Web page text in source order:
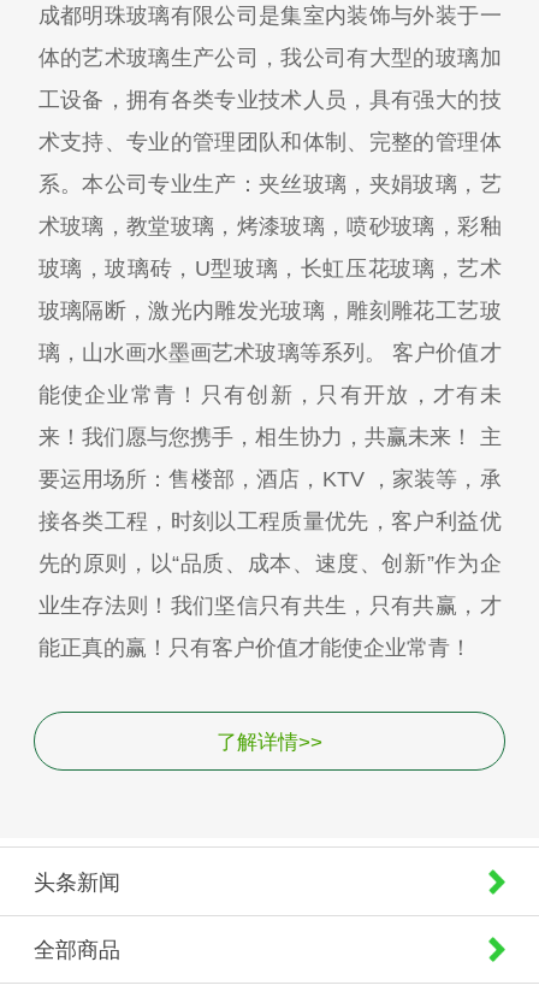
成都明珠玻璃有限公司是集室内装饰与外装于一
体的艺术玻璃生产公司，我公司有大型的玻璃加
工设备，拥有各类专业技术人员，具有强大的技
术支持、专业的管理团队和体制、完整的管理体
系。本公司专业生产：夹丝玻璃，夹娟玻璃，艺
术玻璃，教堂玻璃，烤漆玻璃，喷砂玻璃，彩釉
玻璃，玻璃砖，U型玻璃，长虹压花玻璃，艺术
玻璃隔断，激光内雕发光玻璃，雕刻雕花工艺玻
璃，山水画水墨画艺术玻璃等系列。 客户价值才
能使企业常青！只有创新，只有开放，才有未
来！我们愿与您携手，相生协力，共赢未来！ 主
要运用场所：售楼部，酒店，KTV ，家装等，承
接各类工程，时刻以工程质量优先，客户利益优
先的原则，以“品质、成本、速度、创新”作为企
业生存法则！我们坚信只有共生，只有共赢，才
能正真的赢！只有客户价值才能使企业常青！
了解详情>>
头条新闻
全部商品